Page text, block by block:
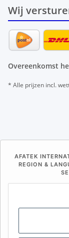
Wij
Overeenkomst
* Alle prijzen incl.
AFATEK
REGION &
CH (IT)